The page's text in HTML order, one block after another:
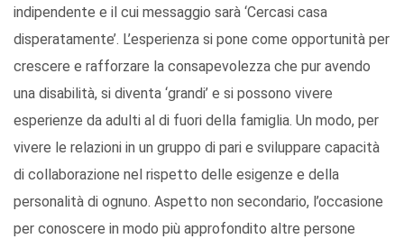
indipendente e il cui messaggio sarà ‘Cercasi casa
disperatamente’. L’esperienza si pone come opportunità per
crescere e rafforzare la consapevolezza che pur avendo
una disabilità, si diventa ‘grandi’ e si possono vivere
esperienze da adulti al di fuori della famiglia. Un modo, per
vivere le relazioni in un gruppo di pari e sviluppare capacità
di collaborazione nel rispetto delle esigenze e della
personalità di ognuno. Aspetto non secondario, l’occasione
per conoscere in modo più approfondito altre persone